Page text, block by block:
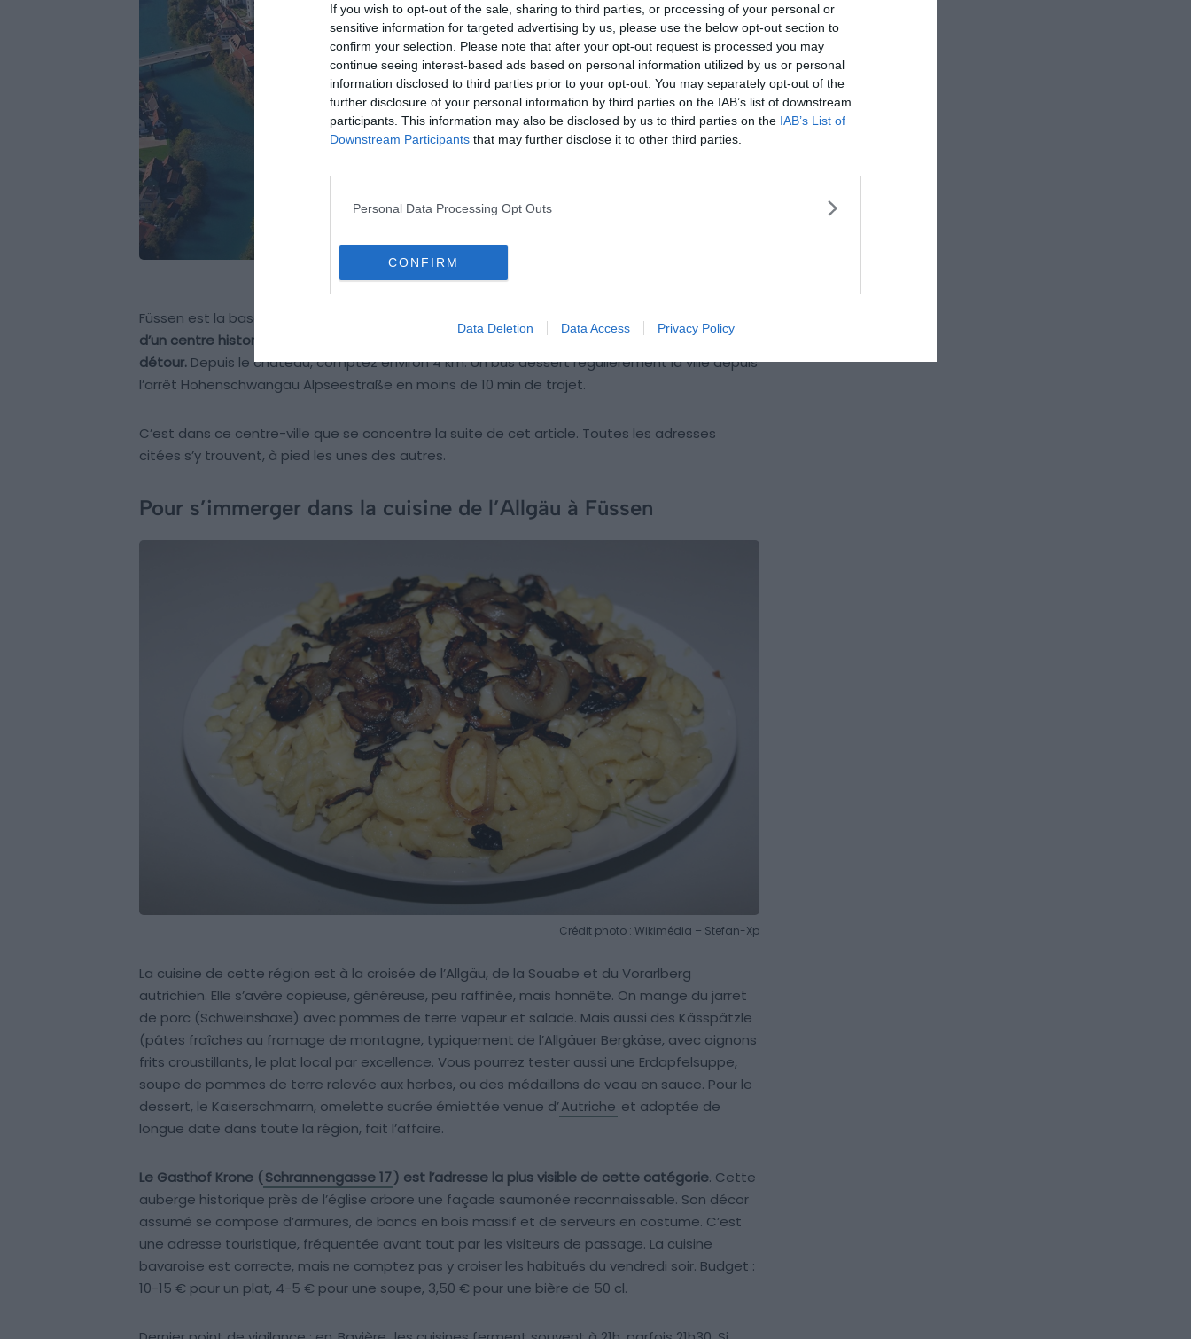
If you wish to opt-out of the sale, sharing to third parties, or processing of your personal or
sensitive information for targeted advertising by us, please use the below opt-out section to
confirm your selection. Please note that after your opt-out request is processed you may
continue seeing interest-based ads based on personal information utilized by us or personal
information disclosed to third parties prior to your opt-out. You may separately opt-out of the
further disclosure of your personal information by third parties on the IAB’s list of downstream
participants. This information may also be disclosed by us to third parties on the IAB’s List of
Downstream Participants that may further disclose it to other third parties.
Personal Data Processing Opt Outs
CONFIRM
Data Deletion Data Access Privacy Policy
Füssen est la base logique pour manger dans le secteur de Neuschwanstein.
d’un centre historique compact, de rues piétonnes, et de plusieurs adresses qui méritent le
détour. Depuis le château, comptez environ 4 km. Un bus dessert régulièrement la ville depuis
l’arrêt Hohenschwangau Alpseestraße en moins de 10 min de trajet.
C’est dans ce centre-ville que se concentre la suite de cet article. Toutes les adresses
citées s’y trouvent, à pied les unes des autres.
Pour s’immerger dans la cuisine de l’Allgäu à Füssen
Crédit photo : Wikimédia – Stefan-Xp
La cuisine de cette région est à la croisée de l’Allgäu, de la Souabe et du Vorarlberg
autrichien. Elle s’avère copieuse, généreuse, peu raffinée, mais honnête. On mange du jarret
de porc (Schweinshaxe) avec pommes de terre vapeur et salade. Mais aussi des Kässpätzle
(pâtes fraîches au fromage de montagne, typiquement de l’Allgäuer Bergkäse, avec oignons
frits croustillants, le plat local par excellence. Vous pourrez tester aussi une Erdapfelsuppe,
soupe de pommes de terre relevée aux herbes, ou des médaillons de veau en sauce. Pour le
dessert, le Kaiserschmarrn, omelette sucrée émiettée venue d’Autriche et adoptée de
longue date dans toute la région, fait l’affaire.
Le Gasthof Krone (Schrannengasse 17) est l’adresse la plus visible de cette catégorie. Cette
auberge historique près de l’église arbore une façade saumonée reconnaissable. Son décor
assumé se compose d’armures, de bancs en bois massif et de serveurs en costume. C’est
une adresse touristique, fréquentée avant tout par les visiteurs de passage. La cuisine
bavaroise est correcte, mais ne comptez pas y croiser les habitués du vendredi soir. Budget :
10-15 € pour un plat, 4-5 € pour une soupe, 3,50 € pour une bière de 50 cl.